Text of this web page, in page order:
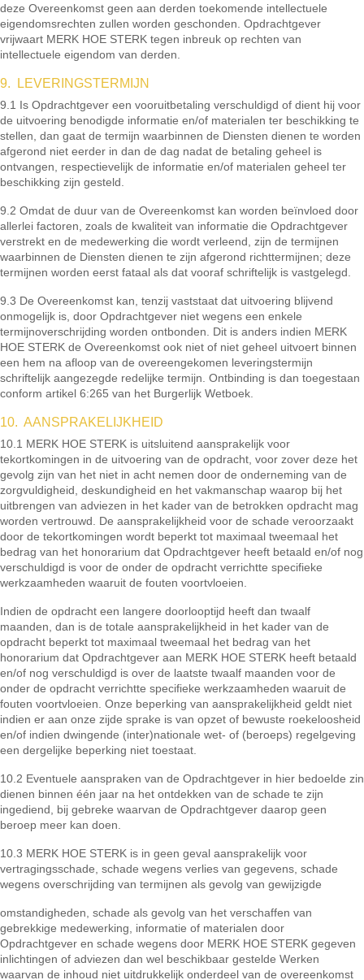
deze Overeenkomst geen aan derden toekomende intellectuele
eigendomsrechten zullen worden geschonden. Opdrachtgever
vrijwaart MERK HOE STERK tegen inbreuk op rechten van
intellectuele eigendom van derden.
9. LEVERINGSTERMIJN
9.1 Is Opdrachtgever een vooruitbetaling verschuldigd of dient hij voor
de uitvoering benodigde informatie en/of materialen ter beschikking te
stellen, dan gaat de termijn waarbinnen de Diensten dienen te worden
afgerond niet eerder in dan de dag nadat de betaling geheel is
ontvangen, respectievelijk de informatie en/of materialen geheel ter
beschikking zijn gesteld.
9.2 Omdat de duur van de Overeenkomst kan worden beïnvloed door
allerlei factoren, zoals de kwaliteit van informatie die Opdrachtgever
verstrekt en de medewerking die wordt verleend, zijn de termijnen
waarbinnen de Diensten dienen te zijn afgerond richttermijnen; deze
termijnen worden eerst fataal als dat vooraf schriftelijk is vastgelegd.
9.3 De Overeenkomst kan, tenzij vaststaat dat uitvoering blijvend
onmogelijk is, door Opdrachtgever niet wegens een enkele
termijnoverschrijding worden ontbonden. Dit is anders indien MERK
HOE STERK de Overeenkomst ook niet of niet geheel uitvoert binnen
een hem na afloop van de overeengekomen leveringstermijn
schriftelijk aangezegde redelijke termijn. Ontbinding is dan toegestaan
conform artikel 6:265 van het Burgerlijk Wetboek.
10. AANSPRAKELIJKHEID
10.1 MERK HOE STERK is uitsluitend aansprakelijk voor
tekortkomingen in de uitvoering van de opdracht, voor zover deze het
gevolg zijn van het niet in acht nemen door de onderneming van de
zorgvuldigheid, deskundigheid en het vakmanschap waarop bij het
uitbrengen van adviezen in het kader van de betrokken opdracht mag
worden vertrouwd. De aansprakelijkheid voor de schade veroorzaakt
door de tekortkomingen wordt beperkt tot maximaal tweemaal het
bedrag van het honorarium dat Opdrachtgever heeft betaald en/of nog
verschuldigd is voor de onder de opdracht verrichtte specifieke
werkzaamheden waaruit de fouten voortvloeien.
Indien de opdracht een langere doorlooptijd heeft dan twaalf
maanden, dan is de totale aansprakelijkheid in het kader van de
opdracht beperkt tot maximaal tweemaal het bedrag van het
honorarium dat Opdrachtgever aan MERK HOE STERK heeft betaald
en/of nog verschuldigd is over de laatste twaalf maanden voor de
onder de opdracht verrichtte specifieke werkzaamheden waaruit de
fouten voortvloeien. Onze beperking van aansprakelijkheid geldt niet
indien er aan onze zijde sprake is van opzet of bewuste roekeloosheid
en/of indien dwingende (inter)nationale wet- of (beroeps) regelgeving
een dergelijke beperking niet toestaat.
10.2 Eventuele aanspraken van de Opdrachtgever in hier bedoelde zin
dienen binnen één jaar na het ontdekken van de schade te zijn
ingediend, bij gebreke waarvan de Opdrachtgever daarop geen
beroep meer kan doen.
10.3 MERK HOE STERK is in geen geval aansprakelijk voor
vertragingsschade, schade wegens verlies van gegevens, schade
wegens overschrijding van termijnen als gevolg van gewijzigde
omstandigheden, schade als gevolg van het verschaffen van
gebrekkige medewerking, informatie of materialen door
Opdrachtgever en schade wegens door MERK HOE STERK gegeven
inlichtingen of adviezen dan wel beschikbaar gestelde Werken
waarvan de inhoud niet uitdrukkelijk onderdeel van de overeenkomst